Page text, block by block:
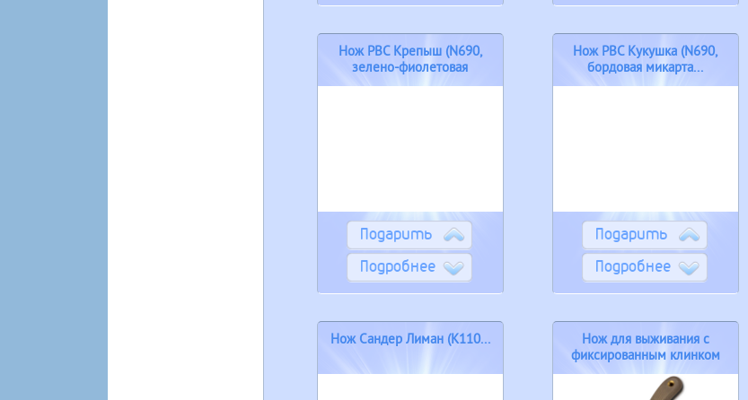
Нож РВС Крепыш (N690,
зелено-фиолетовая
микарта...
Подарить
Подробнее
Нож РВС Кукушка (N690,
бордовая микарта...
Подарить
Подробнее
Нож Сандер Лиман (K110...
Нож для выживания с
фиксированным клинком
Bök